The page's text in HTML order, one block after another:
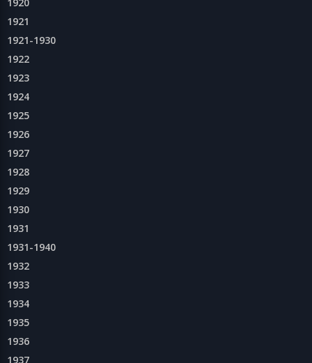
1920
1921
1921-1930
1922
1923
1924
1925
1926
1927
1928
1929
1930
1931
1931-1940
1932
1933
1934
1935
1936
1937